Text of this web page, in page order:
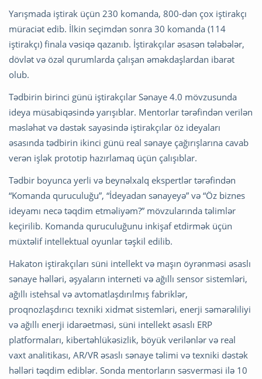
Yarışmada iştirak üçün 230 komanda, 800-dən çox iştirakçı
müraciət edib. İlkin seçimdən sonra 30 komanda (114
iştirakçı) finala vəsiqə qazanıb. İştirakçılar əsasən tələbələr,
dövlət və özəl qurumlarda çalışan əməkdaşlardan ibarət
olub.
Tədbirin birinci günü iştirakçılar Sənaye 4.0 mövzusunda
ideya müsabiqəsində yarışıblar. Mentorlar tərəfindən verilən
məsləhət və dəstək sayəsində iştirakçılar öz ideyaları
əsasında tədbirin ikinci günü real sənaye çağırışlarına cavab
verən işlək prototip hazırlamaq üçün çalışıblar.
Tədbir boyunca yerli və beynəlxalq ekspertlər tərəfindən
“Komanda quruculuğu”, “İdeyadan sənayeyə” və “Öz biznes
ideyamı necə təqdim etməliyəm?” mövzularında təlimlər
keçirilib. Komanda quruculuğunu inkişaf etdirmək üçün
müxtəlif intellektual oyunlar təşkil edilib.
Hakaton iştirakçıları süni intellekt və maşın öyrənməsi əsaslı
sənaye həlləri, əşyaların interneti və ağıllı sensor sistemləri,
ağıllı istehsal və avtomatlaşdırılmış fabriklər,
proqnozlaşdırıcı texniki xidmət sistemləri, enerji səmərəliliyi
və ağıllı enerji idarəetməsi, süni intellekt əsaslı ERP
platformaları, kibertəhlükəsizlik, böyük verilənlər və real
vaxt analitikası, AR/VR əsaslı sənaye təlimi və texniki dəstək
həlləri təqdim ediblər. Sonda mentorların səsverməsi ilə 10